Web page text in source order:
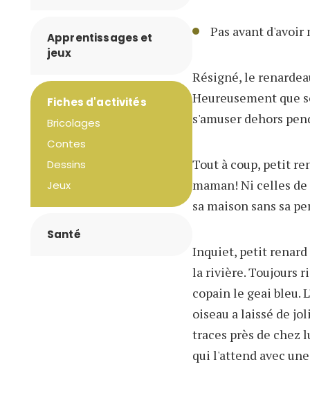
Pas avant
Résigné, le
Heureusement que
s'amuser dehors
Tout à coup, petit
maman! Ni celles
sa maison sans sa
Inquiet, petit renard
la rivière. Toujours
copain le geai bleu.
oiseau a laissé de
traces près de chez
qui l'attend avec
Apprentissages et
jeux
Fiches d'activités
Bricolages
Contes
Dessins
Jeux
Santé